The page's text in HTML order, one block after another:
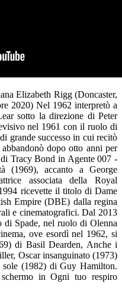
Elizabeth Rigg (Doncaster,
2020) Nel 1962 interpretò a
sotto la direzione di Peter
nel 1961 con il ruolo di
grande successo in cui recitò
dopo otto anni per
Tracy Bond in Agente 007 -
(1969), accanto a George
associata della Royal
ricevette il titolo di Dame
Empire (DBE) dalla regina
e cinematografici. Dal 2013
Spade, nel ruolo di Olenna
ove esordì nel 1962, si
di Basil Dearden, Anche i
Oscar insanguinato (1973)
(1982) di Guy Hamilton.
in Ogni tuo respiro